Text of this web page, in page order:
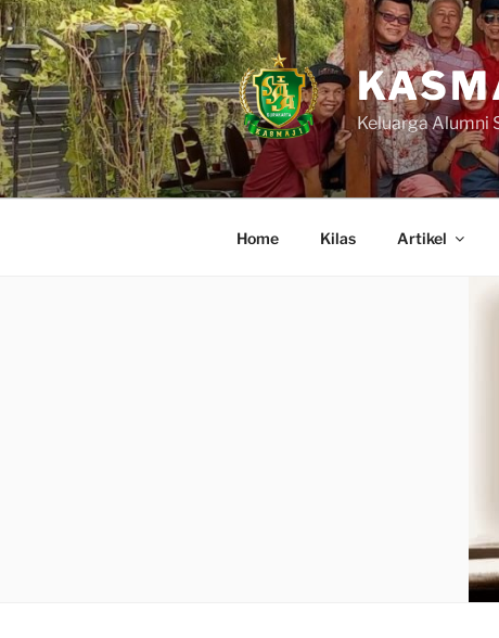
Skip
to
content
Keluarga Alumni
Home Kilas Artikel